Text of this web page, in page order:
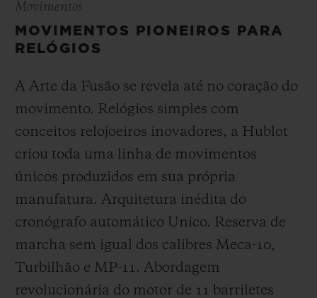
Movimentos
MOVIMENTOS PIONEIROS PARA
RELÓGIOS
A Arte da Fusão se revela até no coração do
movimento. Relógios simples com
conceitos relojoeiros inovadores, a Hublot
criou toda uma linha de movimentos
únicos produzidos em sua própria
manufatura. Arquitetura inédita do
cronógrafo automático Unico. Reserva de
marcha sem igual dos calibres Meca-10,
Turbilhão e MP-11. Abordagem
revolucionária do motor de 11 barriletes